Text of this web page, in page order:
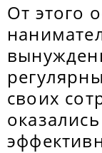
От этого
своих